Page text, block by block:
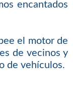
encantados
el motor de
de vecinos y
de vehículos.